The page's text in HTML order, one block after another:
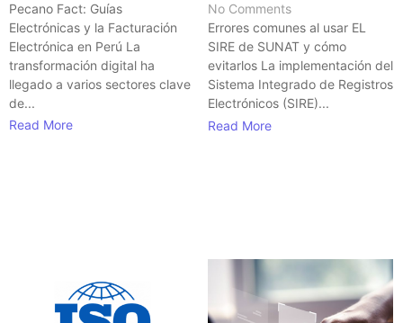
Pecano Fact: Guías
Electrónicas y la Facturación
Electrónica en Perú La
transformación digital ha
llegado a varios sectores clave
de...
Read More
No Comments
Errores comunes al usar EL
SIRE de SUNAT y cómo
evitarlos La implementación del
Sistema Integrado de Registros
Electrónicos (SIRE)...
Read More